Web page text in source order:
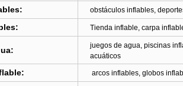
obstáculos inflables,
Tienda inflable, carpa
juegos de agua, piscinas
acuáticos
arcos inflables, globos